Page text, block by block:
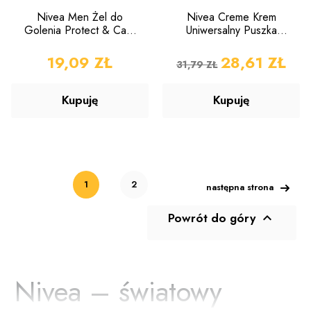
Nivea Men Żel do
Golenia Protect & Care
CENA
19,09 ZŁ
Kupuję
Nivea Creme Krem
Uniwersalny Puszka
CENA PODSTAWOWA
31,79 ZŁ CENA
28,61 ZŁ
Kupuję
1 2 następna strona
Powrót do góry 
Nivea – światowy